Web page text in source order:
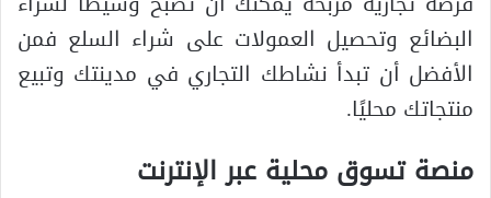
البضائع وتحصيل العمولات على شراء السلع فمن
الأفضل أن تبدأ نشاطك التجاري في مدينتك وتبيع
منتجاتك محليًا.
منصة تسوق محلية عبر الإنترنت